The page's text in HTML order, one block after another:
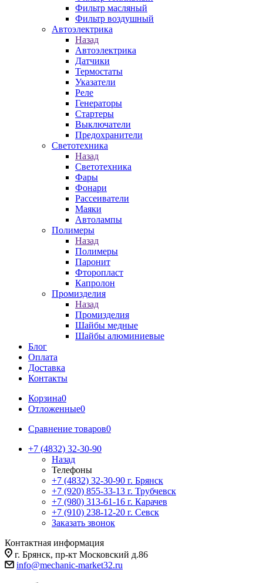
Фильтр масляный
Фильтр воздушный
Автоэлектрика
Назад
Автоэлектрика
Датчики
Термостаты
Указатели
Реле
Генераторы
Стартеры
Выключатели
Предохранители
Светотехника
Назад
Светотехника
Фары
Фонари
Рассеиватели
Маяки
Автолампы
Полимеры
Назад
Полимеры
Паронит
Фторопласт
Капролон
Промизделия
Назад
Промизделия
Шайбы медные
Шайбы алюминиевые
Блог
Оплата
Доставка
Контакты
Корзина0
Отложенные0
Сравнение товаров0
+7 (4832) 32-30-90
Назад
Телефоны
+7 (4832) 32-30-90 г. Брянск
+7 (920) 855-33-13 г. Трубчевск
+7 (980) 313-61-16 г. Карачев
+7 (910) 238-12-20 г. Севск
Заказать звонок
Контактная информация
г. Брянск, пр-кт Московский д.86
info@mechanic-market32.ru